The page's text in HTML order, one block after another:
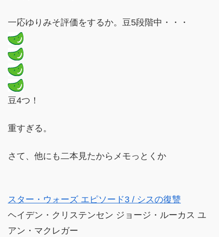
一応ゆりみそ評価をするか。豆5段階中・・・
豆4つ！
重すぎる。
さて、他にも二本見たからメモっとくか
スター・ウォーズ エピソード3 / シスの復讐
ヘイデン・クリステンセン ジョージ・ルーカス ユ
アン・マクレガー